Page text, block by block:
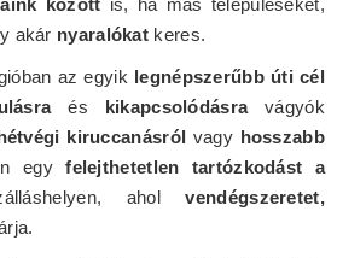
között is, ha más településeket,
akár nyaralókat keres.
az egyik legnépszerűbb úti cél
és kikapcsolódásravágyók
kiruccanásról vagy hosszabb
egyfelejthetetlen tartózkodást a
aholvendégszeretet,